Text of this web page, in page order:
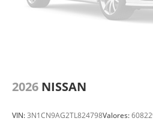
2026 NISSAN
VIN:3N1CN9AG2TL824798Valores: